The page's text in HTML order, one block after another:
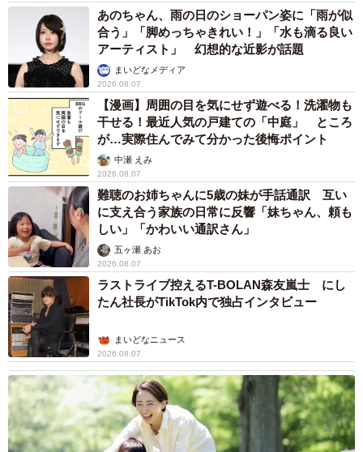
あのちゃん、雨の日のショーパン姿に「雨が似
合う」「脚めっちゃきれい！」「水も滴る良い
アーティスト」 幻想的な近影が話題
まいどなメディア
2026.08.07
【漫画】周囲の目を気にせず遊べる！洗濯物も
干せる！最近人気の戸建ての「中庭」 ところ
が…実際住んでみて分かった後悔ポイント
中瀬 えみ
2026.08.07
難聴のお姉ちゃんに5歳の妹が手話通訳 互い
に支え合う家族の日常に反響「妹ちゃん、頼も
しい」「かわいい通訳さん」
五ヶ瀬 あお
2026.08.07
ラストライブ控えるT-BOLAN森友嵐士 にし
たん社長がTikTok内で独占インタビュー
まいどなニュース
2026.08.07